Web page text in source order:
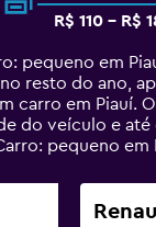
R$ 110 - R$
pequeno em
resto do ano,
carro em Piauí.
do veículo e até
pequeno